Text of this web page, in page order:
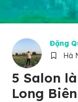
Đặng
Hà
5 Salon
Long